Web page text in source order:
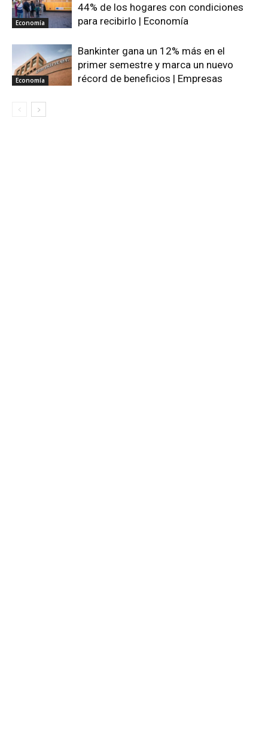
Economía
44% de los hogares con condiciones
para recibirlo | Economía
Economía
Bankinter gana un 12% más en el
primer semestre y marca un nuevo
récord de beneficios | Empresas